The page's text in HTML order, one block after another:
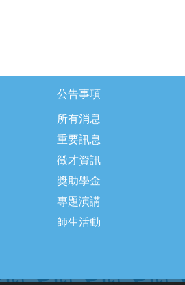
公告事項
所有消息
重要訊息
徵才資訊
獎助學金
專題演講
師生活動